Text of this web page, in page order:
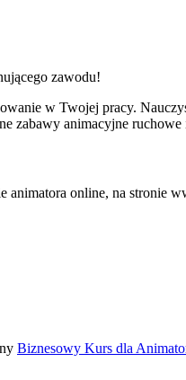
zawodu!
w Twojej pracy.
zabawy animacyjne ruchowe
animatora online, na stronie
Biznesowy Kurs dla